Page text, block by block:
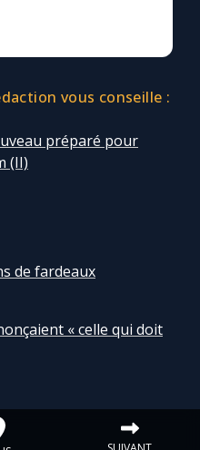
vous conseille :
préparé pour
(II)
de fardeaux
« celle qui doit